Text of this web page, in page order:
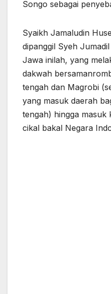
Songo sebagai
Syaikh Jamaludin
dipanggil Syeh
Jawa inilah, yang
dakwah
tengah dan Magrobi
yang masuk daerah
tengah) hingga masuk
cikal bakal Negara